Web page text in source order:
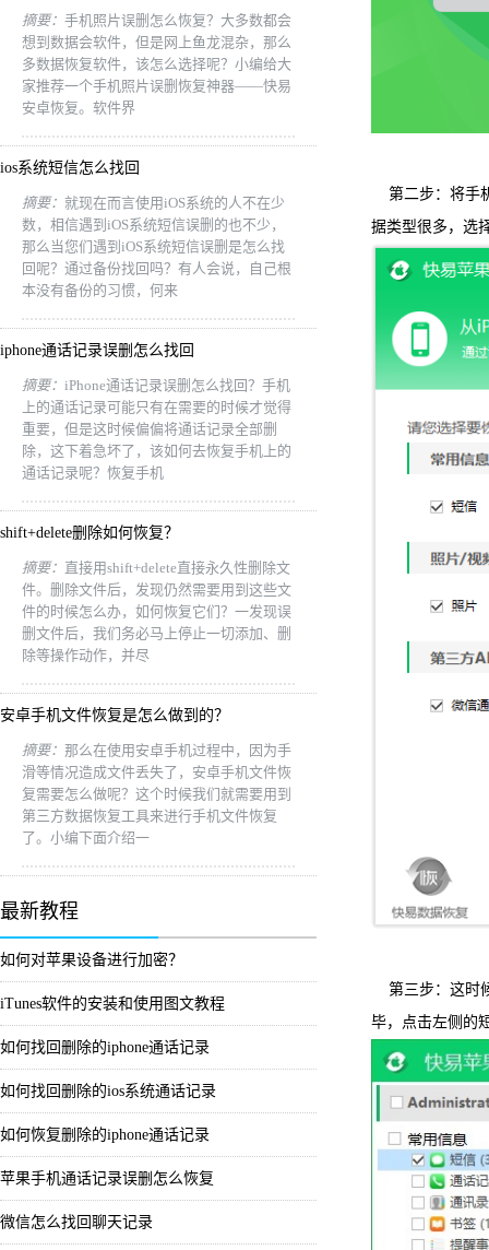
摘要： 手机照片误删怎么恢复？大多数都会
想到数据会软件，但是网上鱼龙混杂，那么
多数据恢复软件，该怎么选择呢？小编给大
家推荐一个手机照片误删恢复神器——快易
安卓恢复。软件界
ios系统短信怎么找回
摘要： 就现在而言使用iOS系统的人不在少
数，相信遇到iOS系统短信误删的也不少，
那么当您们遇到iOS系统短信误删是怎么找
回呢？通过备份找回吗？有人会说，自己根
本没有备份的习惯，何来
iphone通话记录误删怎么找回
摘要： iPhone通话记录误删怎么找回？手机
上的通话记录可能只有在需要的时候才觉得
重要，但是这时候偏偏将通话记录全部删
除，这下着急坏了，该如何去恢复手机上的
通话记录呢？恢复手机
shift+delete删除如何恢复？
摘要： 直接用shift+delete直接永久性删除文
件。删除文件后，发现仍然需要用到这些文
件的时候怎么办，如何恢复它们？一发现误
删文件后，我们务必马上停止一切添加、删
除等操作动作，并尽
安卓手机文件恢复是怎么做到的？
摘要： 那么在使用安卓手机过程中，因为手
滑等情况造成文件丢失了，安卓手机文件恢
复需要怎么做呢？这个时候我们就需要用到
第三方数据恢复工具来进行手机文件恢复
了。小编下面介绍一
最新教程
如何对苹果设备进行加密？
iTunes软件的安装和使用图文教程
如何找回删除的iphone通话记录
如何找回删除的ios系统通话记录
如何恢复删除的iphone通话记录
苹果手机通话记录误删怎么恢复
微信怎么找回聊天记录
第二步：将手
据类型很多，选
第三步：这时
毕，点击左侧的